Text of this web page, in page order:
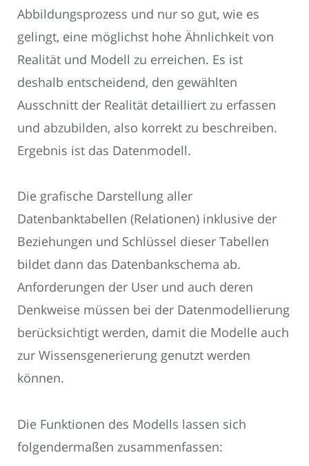
Abbildungsprozess und nur so gut, wie es
gelingt, eine möglichst hohe Ähnlichkeit von
Realität und Modell zu erreichen. Es ist
deshalb entscheidend, den gewählten
Ausschnitt der Realität detailliert zu erfassen
und abzubilden, also korrekt zu beschreiben.
Ergebnis ist das Datenmodell.
Die grafische Darstellung aller
Datenbanktabellen (Relationen) inklusive der
Beziehungen und Schlüssel dieser Tabellen
bildet dann das Datenbankschema ab.
Anforderungen der User und auch deren
Denkweise müssen bei der Datenmodellierung
berücksichtigt werden, damit die Modelle auch
zur Wissensgenerierung genutzt werden
können.
Die Funktionen des Modells lassen sich
folgendermaßen zusammenfassen: